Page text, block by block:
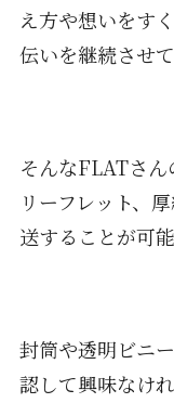
え方や想いをす
伝いを継続させ
そんなFLATさん
リーフレット、
送することが可能
封筒や透明ビニ
認して興味なけ